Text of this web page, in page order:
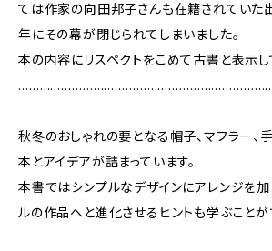
ては作家の向田邦子さんも在籍されてい
年にその幕が閉じられてしまいました。
本の内容にリスペクトをこめて古書と表示し
秋冬のおしゃれの要となる帽子、マフラー、
本とアイデアが詰まっています。
本書ではシンプルなデザインにアレンジを加
ルの作品へと進化させるヒントも学ぶことが